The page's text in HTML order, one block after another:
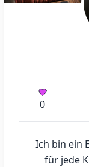
0
Ich bin ein
für jede